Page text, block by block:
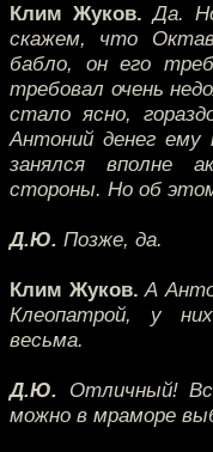
Клим Жуков. Да.
скажем, что
бабло, он его
требовал очень
стало ясно,
Антоний денег ему
занялся вполне
стороны. Но об
Д.Ю. Позже, да.
Клим Жуков. А
Клеопатрой, у
весьма.
Д.Ю. Отличный!
можно в мраморе